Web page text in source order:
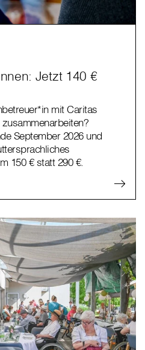
Jetzt 140 €
mit Caritas
September 2026 und
150 € statt 290 €.